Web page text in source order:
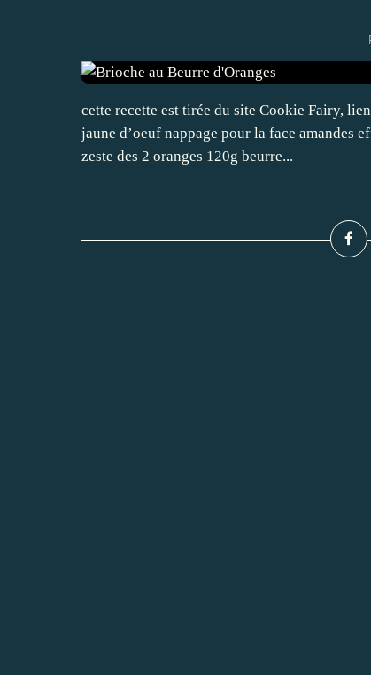
cette recette est tirée du site Cookie Fairy,
jaune d’oeuf nappage pour la face amandes
zeste des 2 oranges 120g beurre...